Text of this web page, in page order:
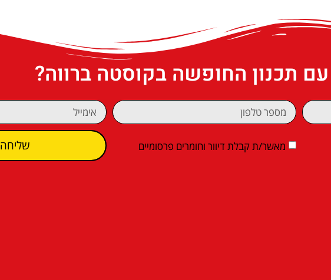
תכנון החופשה בקוסטה ברווה?
מאשר/ת קבלת דיוור וחומרים פרסומיים שליחה